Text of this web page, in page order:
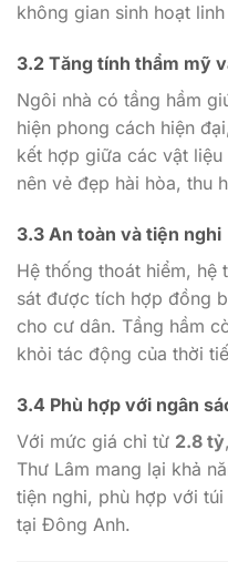
không gian sinh hoạt
3.2 Tăng tính thẩm mỹ
Ngôi nhà có tầng hầm
hiện phong cách hiện
kết hợp giữa các vật
nên vẻ đẹp hài hòa, thu
3.3 An toàn và tiện nghi
Hệ thống thoát hiểm, hệ
sát được tích hợp đồng
cho cư dân. Tầng hầm
khỏi tác động của thời
3.4 Phù hợp với ngân
Với mức giá chỉ từ 2.8 tỷ
Thư Lâm mang lại khả
tiện nghi, phù hợp với
tại Đông Anh.